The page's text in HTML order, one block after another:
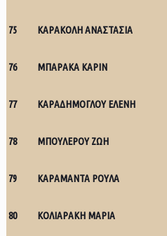
75 ΚΑΡΑΚΟΛΗ ΑΝΑΣΤΑΣΙΑ
76 ΜΠΑΡΑΚΑ ΚΑΡΙΝ
77 ΚΑΡΑΔΗΜΟΓΛΟΥ ΕΛΕΝΗ
78 ΜΠΟΥΛΕΡΟΥ ΖΩΗ
79 ΚΑΡΑΜΑΝΤΑ ΡΟΥΛΑ
80 ΚΟΛΙΑΡΑΚΗ ΜΑΡΙΑ